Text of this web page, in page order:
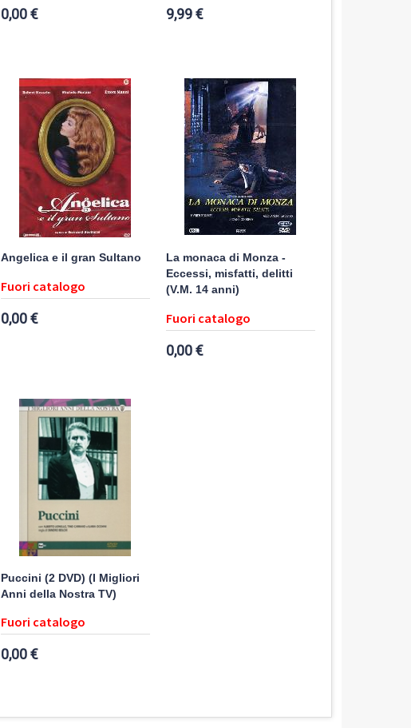
0,00 € 9,99 €
Angelica e il gran Sultano
Fuori catalogo
0,00 €
La monaca di Monza -
Eccessi, misfatti, delitti
(V.M. 14 anni)
Fuori catalogo
0,00 €
Puccini (2 DVD) (I Migliori
Anni della Nostra TV)
Fuori catalogo
0,00 €